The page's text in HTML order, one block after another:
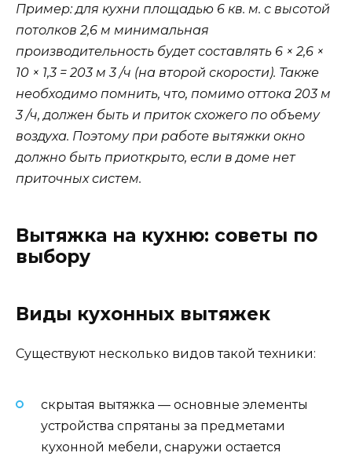
Пример: для кухни площадью 6 кв. м. с высотой
потолков 2,6 м минимальная
производительность будет составлять 6 × 2,6 ×
10 × 1,3 = 203 м 3 /ч (на второй скорости). Также
необходимо помнить, что, помимо оттока 203 м
3 /ч, должен быть и приток схожего по объему
воздуха. Поэтому при работе вытяжки окно
должно быть приоткрыто, если в доме нет
приточных систем.
Вытяжка на кухню: советы по
выбору
Виды кухонных вытяжек
Существуют несколько видов такой техники:
скрытая вытяжка — основные элементы
устройства спрятаны за предметами
кухонной мебели, снаружи остается